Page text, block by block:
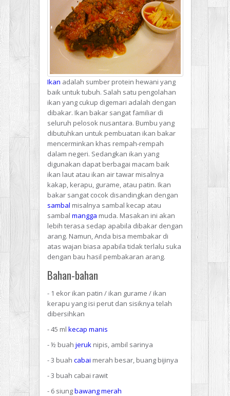
Ikan adalah sumber protein hewani yang
baik untuk tubuh. Salah satu pengolahan
ikan yang cukup digemari adalah dengan
dibakar. Ikan bakar sangat familiar di
seluruh pelosok nusantara. Bumbu yang
dibutuhkan untuk pembuatan ikan bakar
mencerminkan khas rempah-rempah
dalam negeri. Sedangkan ikan yang
digunakan dapat berbagai macam baik
ikan laut atau ikan air tawar misalnya
kakap, kerapu, gurame, atau patin. Ikan
bakar sangat cocok disandingkan dengan
sambal misalnya sambal kecap atau
sambal mangga muda. Masakan ini akan
lebih terasa sedap apabila dibakar dengan
arang. Namun, Anda bisa membakar di
atas wajan biasa apabila tidak terlalu suka
dengan bau hasil pembakaran arang.
Bahan-bahan
- 1 ekor ikan patin / ikan gurame / ikan
kerapu yang isi perut dan sisiknya telah
dibersihkan
- 45 ml kecap manis
-½ buah jeruknipis, ambil sarinya
- 3 buah cabai merah besar, buang bijinya
- 3 buah cabai rawit
- 6 siungbawang merah